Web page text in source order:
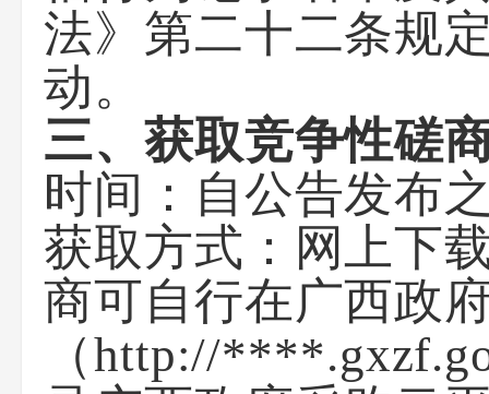
法》第二十二条规
动。
三、获取竞争性磋
时间：自公告发布
获取方式：网上下
商可自行在广西政
（http://